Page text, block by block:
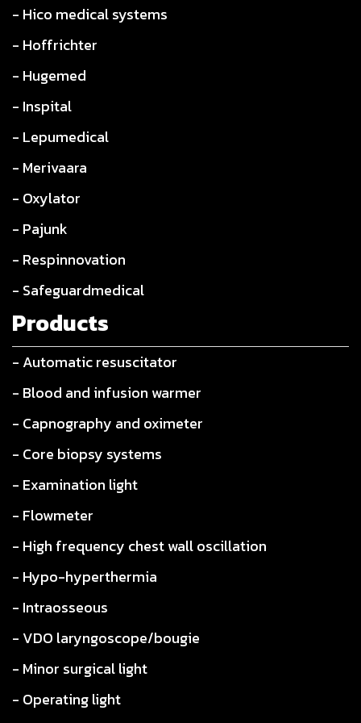
- Hico medical systems
- Hoffrichter
- Hugemed
- Inspital
- Lepumedical
- Merivaara
- Oxylator
- Pajunk
- Respinnovation
- Safeguardmedical
Products
- Automatic resuscitator
- Blood and infusion warmer
- Capnography and oximeter
- Core biopsy systems
- Examination light
- Flowmeter
- High frequency chest wall oscillation
- Hypo-hyperthermia
- Intraosseous
- VDO laryngoscope/bougie
- Minor surgical light
- Operating light